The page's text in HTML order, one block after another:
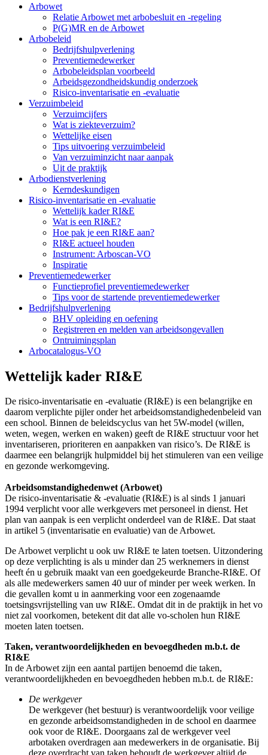
Arbowet
Relatie Arbowet met arbobesluit en -regeling
P(G)MR en de Arbowet
Arbobeleid
Bedrijfshulpverlening
Preventiemedewerker
Arbobeleidsplan voorbeeld
Arbeidsgezondheidskundig onderzoek
Risico-inventarisatie en -evaluatie
Verzuimbeleid
Verzuimcijfers
Wat is ziekteverzuim?
Wettelijke eisen
Tips uitvoering verzuimbeleid
Van verzuiminzicht naar aanpak
Uit de praktijk
Arbodienstverlening
Kerndeskundigen
Risico-inventarisatie en -evaluatie
Wettelijk kader RI&E
Wat is een RI&E?
Hoe pak je een RI&E aan?
RI&E actueel houden
Instrument: Arboscan-VO
Inspiratie
Preventiemedewerker
Functieprofiel preventiemedewerker
Tips voor de startende preventiemedewerker
Bedrijfshulpverlening
BHV opleiding en oefening
Registreren en melden van arbeidsongevallen
Ontruimingsplan
Arbocatalogus-VO
Wettelijk kader RI&E
De risico-inventarisatie en -evaluatie (RI&E) is een belangrijke en
daarom verplichte pijler onder het arbeidsomstandighedenbeleid van
een school. Binnen de beleidscyclus van het 5W-model (willen,
weten, wegen, werken en waken) geeft de RI&E structuur voor het
inventariseren, prioriteren en aanpakken van risico’s. De RI&E is
daarmee een belangrijk hulpmiddel bij het stimuleren van een veilige
en gezonde werkomgeving.
Arbeidsomstandighedenwet (Arbowet)
De risico-inventarisatie & -evaluatie (RI&E) is al sinds 1 januari
1994 verplicht voor alle werkgevers met personeel in dienst. Het
plan van aanpak is een verplicht onderdeel van de RI&E. Dat staat
in artikel 5 (inventarisatie en evaluatie) van de Arbowet.
De Arbowet verplicht u ook uw RI&E te laten toetsen. Uitzondering
op deze verplichting is als u minder dan 25 werknemers in dienst
heeft én u gebruik maakt van een goedgekeurde Branche-RI&E. Of
als alle medewerkers samen 40 uur of minder per week werken. In
die gevallen komt u in aanmerking voor een zogenaamde
toetsingsvrijstelling van uw RI&E. Omdat dit in de praktijk in het vo
niet zal voorkomen, betekent dit dat alle vo-scholen hun RI&E
moeten laten toetsen.
Taken, verantwoordelijkheden en bevoegdheden m.b.t. de
RI&E
In de Arbowet zijn een aantal partijen benoemd die taken,
verantwoordelijkheden en bevoegdheden hebben m.b.t. de RI&E:
De werkgever
De werkgever (het bestuur) is verantwoordelijk voor veilige
en gezonde arbeidsomstandigheden in de school en daarmee
ook voor de RI&E. Doorgaans zal de werkgever veel
arbotaken overdragen aan medewerkers in de organisatie. Bij